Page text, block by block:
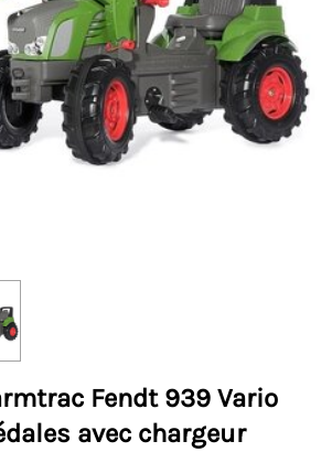
Fendt 939 Vario
avec chargeur